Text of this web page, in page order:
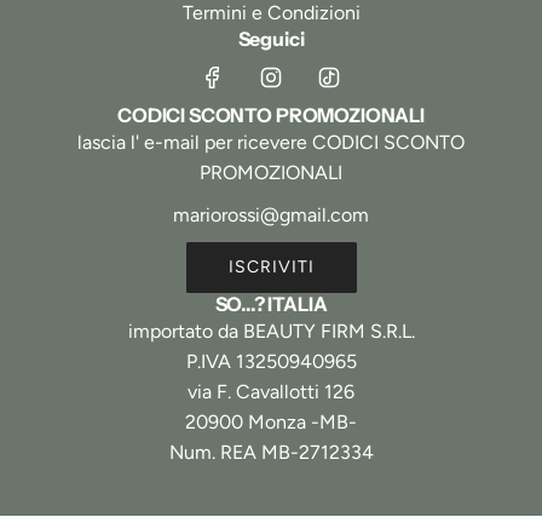
Termini e Condizioni
Seguici
CODICI SCONTO PROMOZIONALI
lascia l' e-mail per ricevere CODICI SCONTO
PROMOZIONALI
ISCRIVITI
SO...? ITALIA
importato da BEAUTY FIRM S.R.L.
P.IVA 13250940965
via F. Cavallotti 126
20900 Monza -MB-
Num. REA MB-2712334